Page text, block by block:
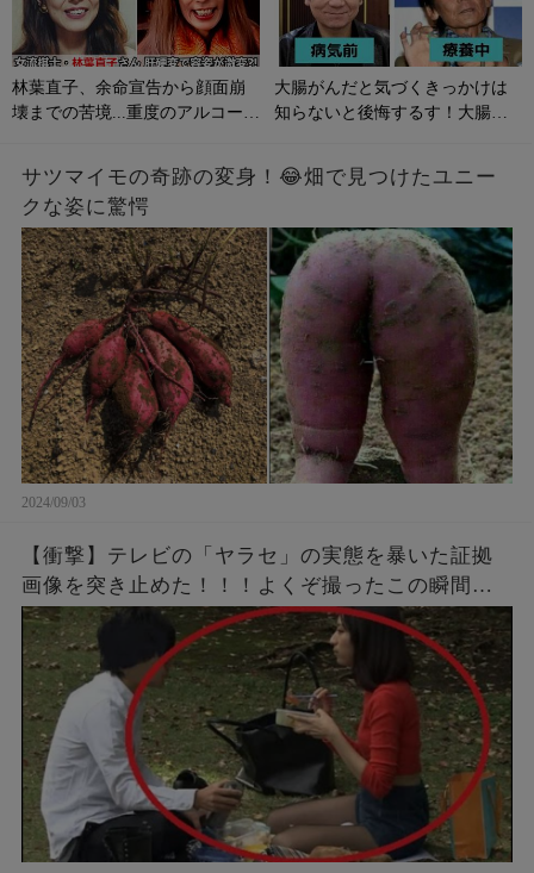
林葉直子、余命宣告から顔面崩
壊までの苦境...重度のアルコール
大腸がんだと気づくきっかけは
知らないと後悔するす！大腸が
サツマイモの奇跡の変身！😂畑で見つけたユニー
クな姿に驚愕
2024/09/03
【衝撃】テレビの「ヤラセ」の実態を暴いた証拠
画像を突き止めた！！！よくぞ撮ったこの瞬間ｗ
ｗｗ インターネットの発達がテレビ局の不正を明
らかにした？！